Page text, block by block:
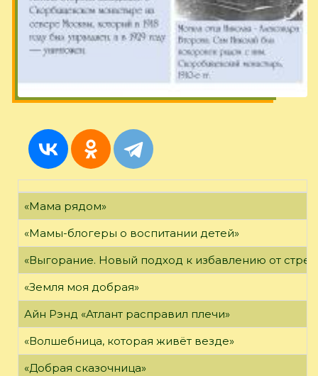
«Мама рядом»
«Мамы-блогеры о воспитании детей»
«Выгорание. Новый подход к избавлению от
«Земля моя добрая»
Айн Рэнд «Атлант расправил плечи»
«Волшебница, которая живёт везде»
«Добрая сказочница»